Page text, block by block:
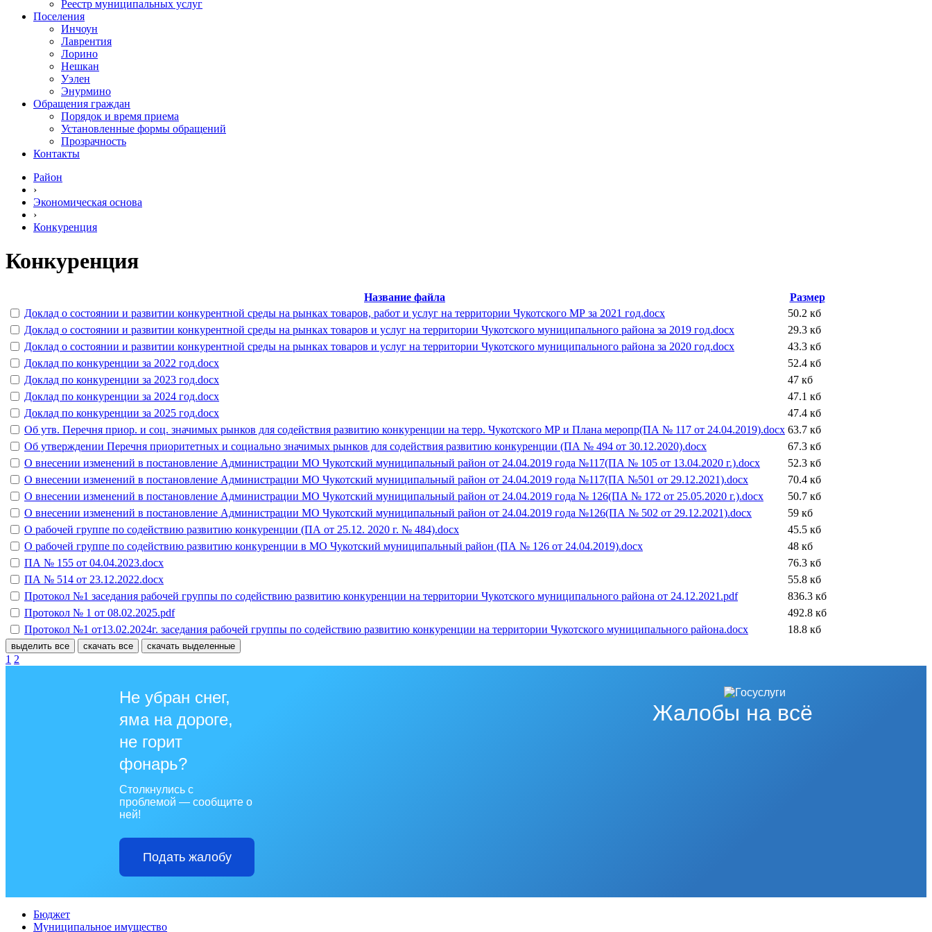
Реестр муниципальных услуг
Поселения
Инчоун
Лаврентия
Лорино
Нешкан
Уэлен
Энурмино
Обращения граждан
Порядок и время приема
Установленные формы обращений
Прозрачность
Контакты
Район
›
Экономическая основа
›
Конкуренция
Конкуренция
Название файла
Размер
Доклад о состоянии и развитии конкурентной среды на рынках товаров, работ и услуг на территории Чукотского МР за 2021 год.docx
50.2 кб
Доклад о состоянии и развитии конкурентной среды на рынках товаров и услуг на территории Чукотского муниципального района за 2019 год.docx
29.3 кб
Доклад о состоянии и развитии конкурентной среды на рынках товаров и услуг на территории Чукотского муниципального района за 2020 год.docx
43.3 кб
Доклад по конкуренции за 2022 год.docx
52.4 кб
Доклад по конкуренции за 2023 год.docx
47 кб
Доклад по конкуренции за 2024 год.docx
47.1 кб
Доклад по конкуренции за 2025 год.docx
47.4 кб
Об утв. Перечня приор. и соц. значимых рынков для содействия развитию конкуренции на терр. Чукотского МР и Плана меропр(ПА № 117 от 24.04.2019).docx 63.7 кб
Об утверждении Перечня приоритетных и социально значимых рынков для содействия развитию конкуренции (ПА № 494 от 30.12.2020).docx
67.3 кб
О внесении изменений в постановление Администрации МО Чукотский муниципальный район от 24.04.2019 года №117(ПА № 105 от 13.04.2020 г.).docx
52.3 кб
О внесении изменений в постановление Администрации МО Чукотский муниципальный район от 24.04.2019 года №117(ПА №501 от 29.12.2021).docx
70.4 кб
О внесении изменений в постановление Администрации МО Чукотский муниципальный район от 24.04.2019 года № 126(ПА № 172 от 25.05.2020 г.).docx
50.7 кб
О внесении изменений в постановление Администрации МО Чукотский муниципальный район от 24.04.2019 года №126(ПА № 502 от 29.12.2021).docx
59 кб
О рабочей группе по содействию развитию конкуренции (ПА от 25.12. 2020 г. № 484).docx
45.5 кб
О рабочей группе по содействию развитию конкуренции в МО Чукотский муниципальный район (ПА № 126 от 24.04.2019).docx
48 кб
ПА № 155 от 04.04.2023.docx
76.3 кб
ПА № 514 от 23.12.2022.docx
55.8 кб
Протокол №1 заседания рабочей группы по содействию развитию конкуренции на территории Чукотского муниципального района от 24.12.2021.pdf
836.3 кб
Протокол № 1 от 08.02.2025.pdf
492.8 кб
Протокол №1 от13.02.2024г. заседания рабочей группы по содействию развитию конкуренции на территории Чукотского муниципального района.docx
18.8 кб
выделить все скачать все скачать выделенные
1 2
Жалобы на всё
Не убран снег,
яма на дороге,
не горит
фонарь?
Столкнулись с
проблемой — сообщите о
ней!
Подать жалобу
Бюджет
Муниципальное имущество